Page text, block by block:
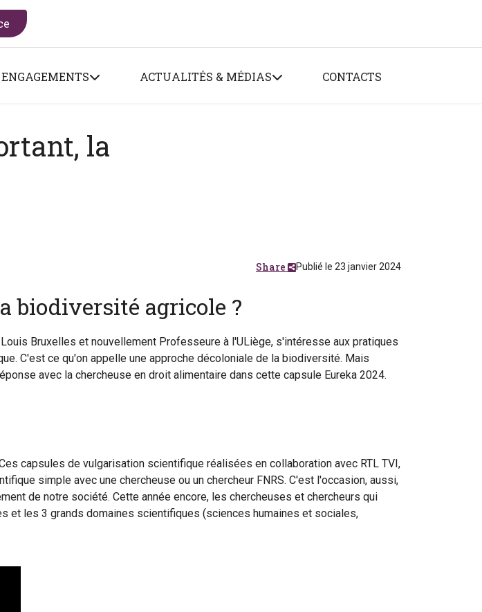
ACTUALITÉS & MÉDIAS CONTACTS
la
Publié le 23 janvier 2024
Share
biodiversité agricole ?
Bruxelles et nouvellement Professeure à l'ULiège, s'intéresse aux pratiques
C'est ce qu'on appelle une approche décoloniale de la biodiversité. Mais
avec la chercheuse en droit alimentaire dans cette capsule Eureka 2024.
capsules de vulgarisation scientifique réalisées en collaboration avec RTL TVI,
simple avec une chercheuse ou un chercheur FNRS. C'est l'occasion, aussi,
de notre société. Cette année encore, les chercheuses et chercheurs qui
et les 3 grands domaines scientifiques (sciences humaines et sociales,